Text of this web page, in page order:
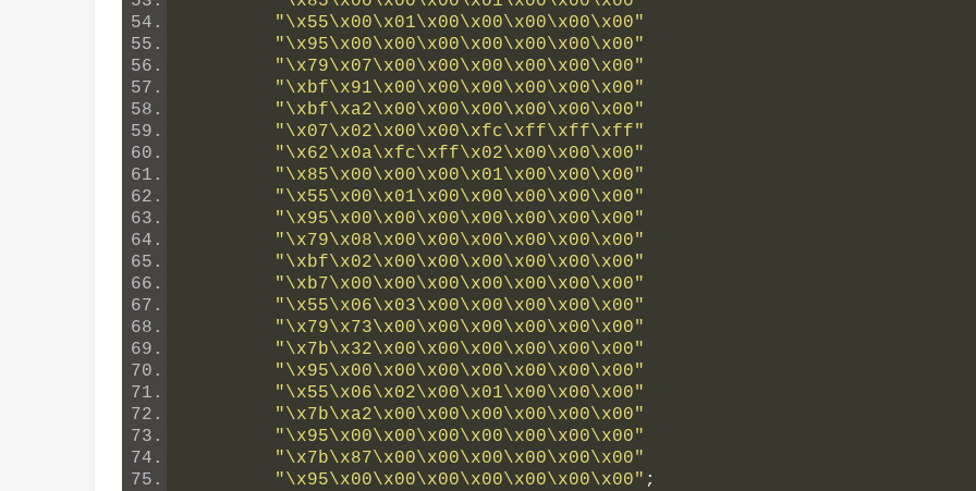
"\x55\x00\x01\x00\x00\x00\x00\x00"
"\x95\x00\x00\x00\x00\x00\x00\x00"
"\x79\x07\x00\x00\x00\x00\x00\x00"
"\xbf\x91\x00\x00\x00\x00\x00\x00"
"\xbf\xa2\x00\x00\x00\x00\x00\x00"
"\x07\x02\x00\x00\xfc\xff\xff\xff"
"\x62\x0a\xfc\xff\x02\x00\x00\x00"
"\x85\x00\x00\x00\x01\x00\x00\x00"
"\x55\x00\x01\x00\x00\x00\x00\x00"
"\x95\x00\x00\x00\x00\x00\x00\x00"
"\x79\x08\x00\x00\x00\x00\x00\x00"
"\xbf\x02\x00\x00\x00\x00\x00\x00"
"\xb7\x00\x00\x00\x00\x00\x00\x00"
"\x55\x06\x03\x00\x00\x00\x00\x00"
"\x79\x73\x00\x00\x00\x00\x00\x00"
"\x7b\x32\x00\x00\x00\x00\x00\x00"
"\x95\x00\x00\x00\x00\x00\x00\x00"
"\x55\x06\x02\x00\x01\x00\x00\x00"
"\x7b\xa2\x00\x00\x00\x00\x00\x00"
"\x95\x00\x00\x00\x00\x00\x00\x00"
"\x7b\x87\x00\x00\x00\x00\x00\x00"
"\x95\x00\x00\x00\x00\x00\x00\x00" ;